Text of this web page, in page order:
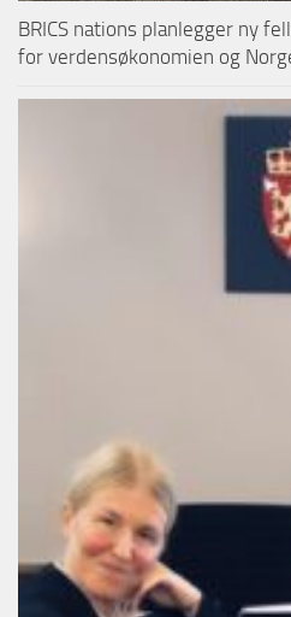
BRICS nations planlegger ny
for verdensøkonomien og